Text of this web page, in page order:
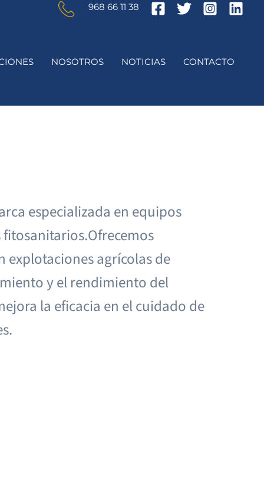
968 66 11 38
NOSOTROS NOTICIAS CONTACTO
especializada en equipos
explotaciones agrícolas de
y el rendimiento del
la eficacia en el cuidado de